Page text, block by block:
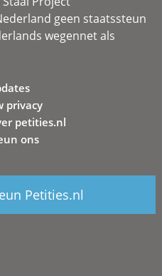
geen staatssteun
wegennet als
privacy
petities.nl
ons
Petities.nl